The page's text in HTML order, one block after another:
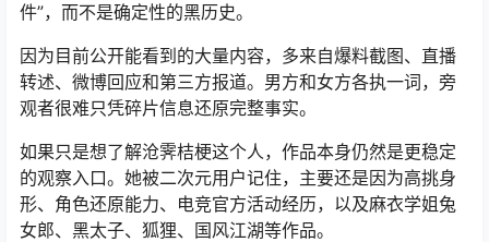
件”，而不是确定性的黑历史。
因为目前公开能看到的大量内容，多来自爆料截图、直播
转述、微博回应和第三方报道。男方和女方各执一词，旁
观者很难只凭碎片信息还原完整事实。
如果只是想了解沧霁桔梗这个人，作品本身仍然是更稳定
的观察入口。她被二次元用户记住，主要还是因为高挑身
形、角色还原能力、电竞官方活动经历，以及麻衣学姐兔
女郎、黑太子、狐狸、国风江湖等作品。